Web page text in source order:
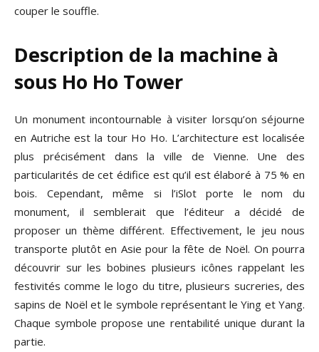
couper le souffle.
Description de la machine à
sous Ho Ho Tower
Un monument incontournable à visiter lorsqu’on séjourne
en Autriche est la tour Ho Ho. L’architecture est localisée
plus précisément dans la ville de Vienne. Une des
particularités de cet édifice est qu’il est élaboré à 75 % en
bois. Cependant, même si l’iSlot porte le nom du
monument, il semblerait que l’éditeur a décidé de
proposer un thème différent. Effectivement, le jeu nous
transporte plutôt en Asie pour la fête de Noël. On pourra
découvrir sur les bobines plusieurs icônes rappelant les
festivités comme le logo du titre, plusieurs sucreries, des
sapins de Noël et le symbole représentant le Ying et Yang.
Chaque symbole propose une rentabilité unique durant la
partie.